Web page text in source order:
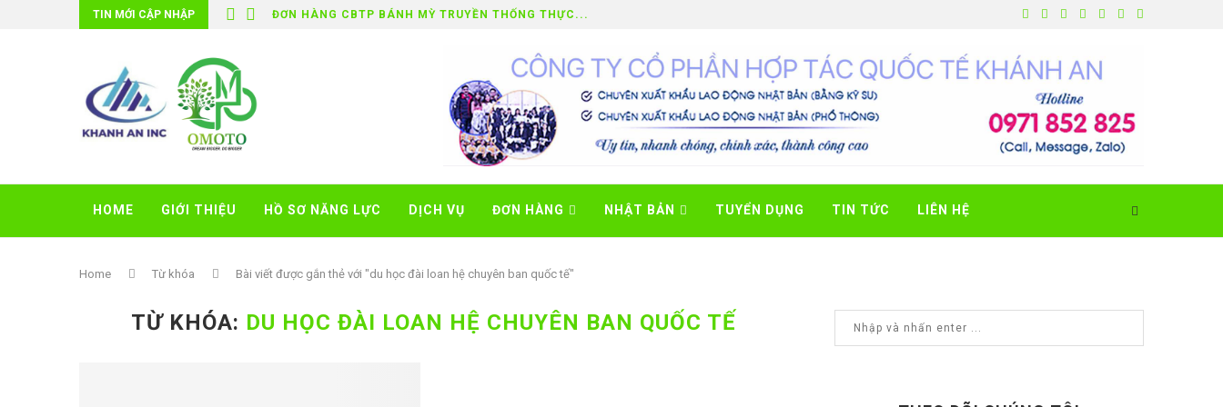
TIN MỚI CẬP NHẬP ĐƠN HÀNG CBTP BÁNH MỲ TRUYỀN THỐNG THỰC...
HOME GIỚI THIỆU HỒ SƠ NĂNG LỰC DỊCH VỤ ĐƠN HÀNG NHẬT BẢN TUYỂN DỤNG TIN TỨC LIÊN HỆ
Home Từ khóa Bài viết được gắn thẻ với "du học đài loan hệ chuyên ban quốc tế"
TỪ KHÓA: DU HỌC ĐÀI LOAN HỆ CHUYÊN BAN QUỐC TẾ